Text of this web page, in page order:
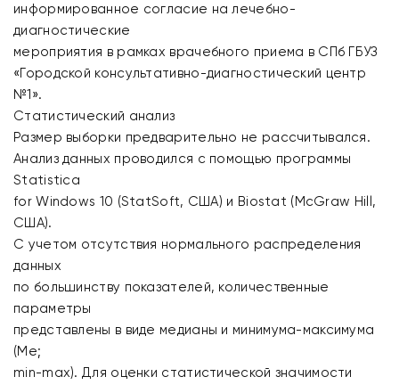
информированное согласие на лечебно-
диагностические
мероприятия в рамках врачебного приема в СПб ГБУЗ
«Городской консультативно-диагностический центр
№1».
Статистический анализ
Размер выборки предварительно не рассчитывался.
Анализ данных проводился с помощью программы
Statistica
for Windows 10 (StatSoft, США) и Biostat (McGraw Hill,
США).
С учетом отсутствия нормального распределения
данных
по большинству показателей, количественные
параметры
представлены в виде медианы и минимума-максимума
(Me;
min-max). Для оценки статистической значимости